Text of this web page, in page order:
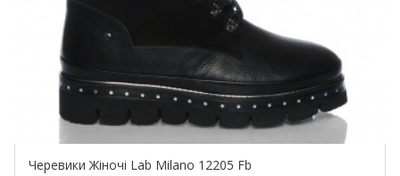
Черевики Жіночі Lab Milano 12205 Fb